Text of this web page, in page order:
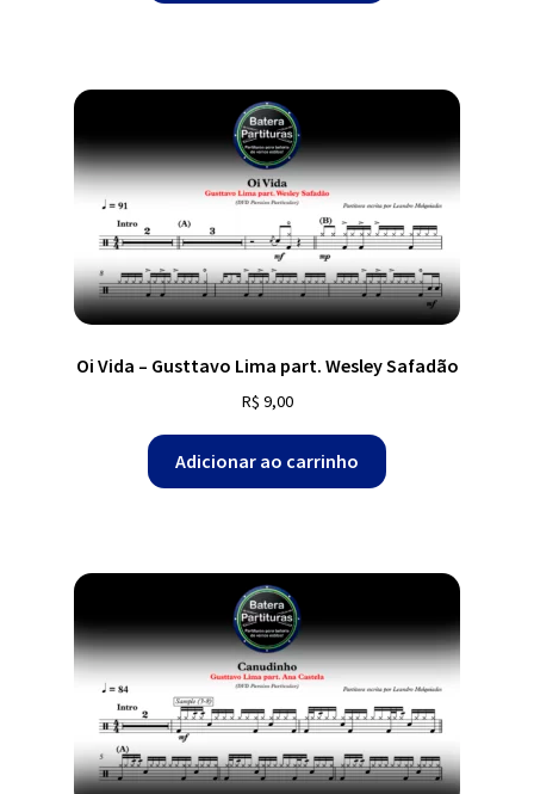
Oi Vida – Gusttavo Lima part. Wesley Safadão
R$ 9,00
Adicionar ao carrinho